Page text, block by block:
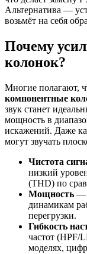
Альтернатива —
возьмёт на себя
Почему
колонок?
Многие полагают,
компонентные
звук станет
мощность в
искажений. Даже
могут звучать
Чистота
низкий
(THD) по
Мощность —
динамикам
перегрузки.
Гибкость
частот (HPF/
моделях,